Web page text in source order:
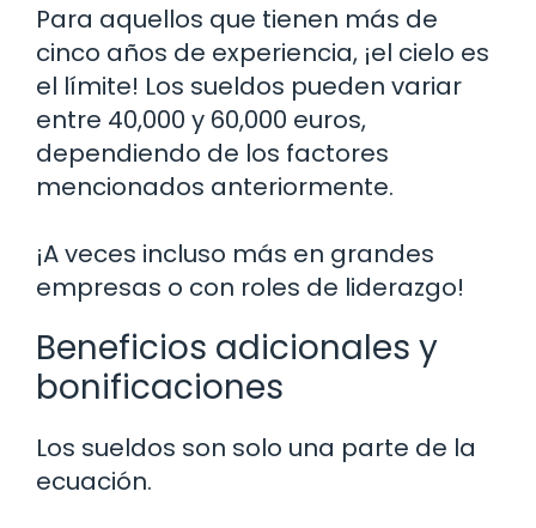
Para aquellos que tienen más de
cinco años de experiencia, ¡el cielo es
el límite! Los sueldos pueden variar
entre 40,000 y 60,000 euros,
dependiendo de los factores
mencionados anteriormente.
¡A veces incluso más en grandes
empresas o con roles de liderazgo!
Beneficios adicionales y
bonificaciones
Los sueldos son solo una parte de la
ecuación.